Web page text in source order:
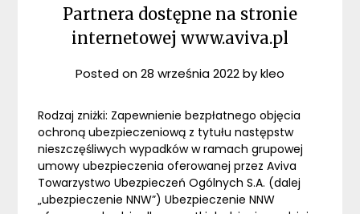
Partnera dostępne na stronie
internetowej www.aviva.pl
Posted on28 września 2022bykleo
Rodzaj zniżki: Zapewnienie bezpłatnego objęcia
ochroną ubezpieczeniową z tytułu następstw
nieszczęśliwych wypadków w ramach grupowej
umowy ubezpieczenia oferowanej przez Aviva
Towarzystwo Ubezpieczeń Ogólnych S.A. (dalej
„ubezpieczenie NNW”) Ubezpieczenie NNW